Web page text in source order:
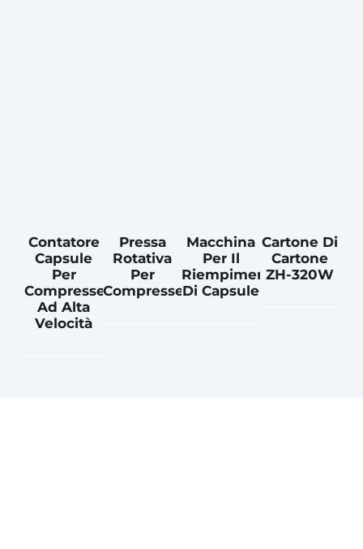
Contatore
Capsule
Per
Compresse
Ad Alta
Velocità
Pressa
Rotativa
Per
Compresse
Macchina
Per Il
Riempimento
Di Capsule
Cartone Di
Cartone
ZH-320W